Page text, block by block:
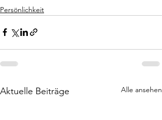
Persönlichkeit
Aktuelle Beiträge Alle ansehen